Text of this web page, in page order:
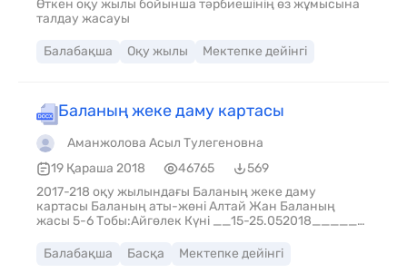
Өткен оқу жылы бойынша тәрбиешінің өз жұмысына
талдау жасауы
Балабақша Оқу жылы Мектепке дейінгі
Баланың жеке даму картасы
Аманжолова Асыл Тулегеновна
19 Қараша 2018
46765
569
2017-218 оқу жылындағы Баланың жеке даму
картасы Баланың аты-жөні Алтай Жан Баланың
жасы 5-6 Тобы:Айгөлек Күні __15-25.052018_____
баланың жеке даму картасында педагогикалық
үдерістің міндеттерін анықтайды
Балабақша Басқа Мектепке дейінгі